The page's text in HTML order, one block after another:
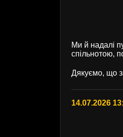
Ми й надалі
спільнотою,
Дякуємо, що
14.07.2026